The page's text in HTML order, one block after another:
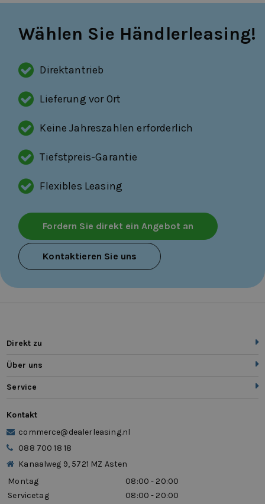
Wählen Sie Händlerleasing!
Direktantrieb
Lieferung vor Ort
Keine Jahreszahlen erforderlich
Tiefstpreis-Garantie
Flexibles Leasing
Fordern Sie direkt ein Angebot an
Kontaktieren Sie uns
Direkt zu
Über uns
Service
Kontakt
commerce@dealerleasing.nl
088 700 18 18
Kanaalweg 9, 5721 MZ Asten
Montag
08:00 - 20:00
Servicetag
08:00 - 20:00